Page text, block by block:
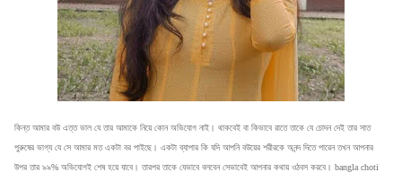
কিন্ত আমার বউ এত্ত ভাল যে তার আমাকে নিয়ে কোন অভিযোগ নাই। থাকবেই বা কিভাবে রাতে তাকে যে চোদন দেই তার সাত
পুরুষের ভাগ্য যে সে আমার মত একটা বর পাইছে। একটা ব্যাপার কি যদি আপনি বউয়ের শরীরকে অনন্দ দিতে পারেন তখন আপনার
উপর তার ৯৯% অভিযোগই শেষ হয়ে যাবে। তারপর তাকে যেভাবে বলবেন সেভাবেই আপনার কথায় ওঠবস করবে। bangla choti